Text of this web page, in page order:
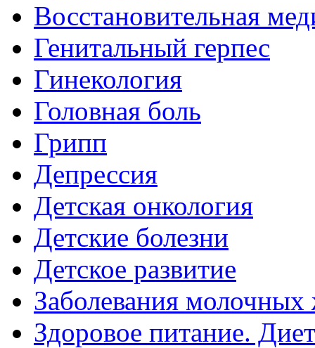
Восстановительная
Генитальный герпес
Гинекология
Головная боль
Грипп
Депрессия
Детская онкология
Детские болезни
Детское развитие
Заболевания молочных
Здоровое питание.